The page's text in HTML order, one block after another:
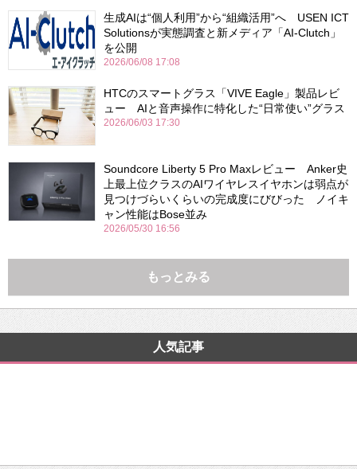
生成AIは“個人利用”から“組織活用”へ USEN ICT
Solutionsが実態調査と新メディア「AI-Clutch」
を公開
2026/06/08 17:08
HTCのスマートグラス「VIVE Eagle」製品レビ
ュー AIと音声操作に特化した“日常使い”グラス
2026/06/03 17:30
Soundcore Liberty 5 Pro Maxレビュー Anker史
上最上位クラスのAIワイヤレスイヤホンは弱点が
見つけづらいくらいの完成度にびびった ノイキ
ャン性能はBose並み
2026/05/30 16:56
もっとみる
人気記事